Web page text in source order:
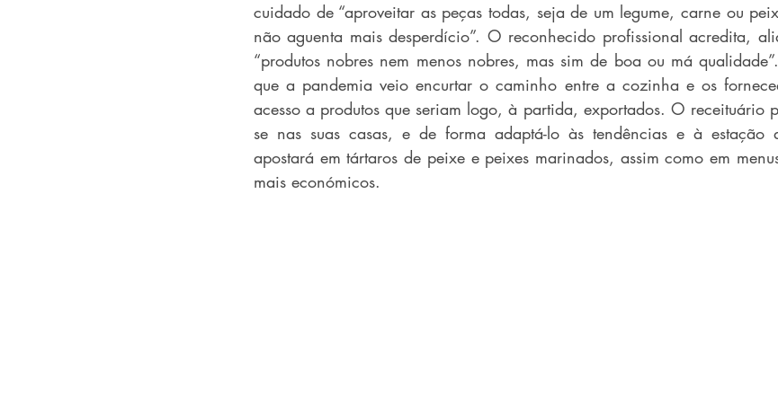
cuidado de “aproveitar as peças todas, seja de um legume, carne ou
não aguenta mais desperdício”. O reconhecido profissional acredita,
“produtos nobres nem menos nobres, mas sim de boa ou má
que a pandemia veio encurtar o caminho entre a cozinha e os
acesso a produtos que seriam logo, à partida, exportados. O receituário
se nas suas casas, e de forma adaptá-lo às tendências e à estação
apostará em tártaros de peixe e peixes marinados, assim como em
mais económicos.